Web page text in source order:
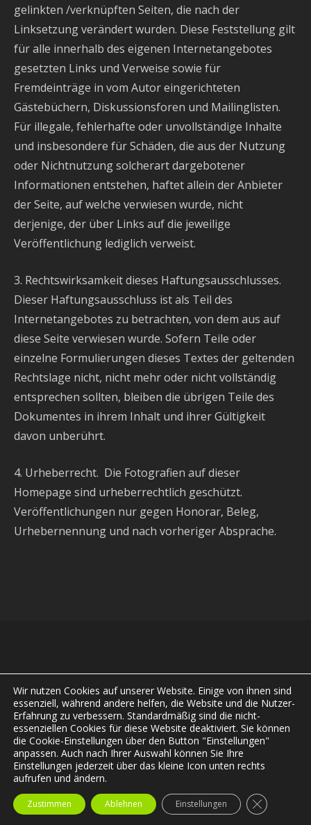
gelinkten /verknüpften Seiten, die nach der
Linksetzung verändert wurden. Diese Feststellung gilt
für alle innerhalb des eigenen Internetangebotes
gesetzten Links und Verweise sowie für
Fremdeinträge in vom Autor eingerichteten
Gästebüchern, Diskussionsforen und Mailinglisten.
Für illegale, fehlerhafte oder unvollständige Inhalte
und insbesondere für Schäden, die aus der Nutzung
oder Nichtnutzung solcherart dargebotener
Informationen entstehen, haftet allein der Anbieter
der Seite, auf welche verwiesen wurde, nicht
derjenige, der über Links auf die jeweilige
Veröffentlichung lediglich verweist.
3. Rechtswirksamkeit dieses Haftungsausschlusses.
Dieser Haftungsausschluss ist als Teil des
Internetangebotes zu betrachten, von dem aus auf
diese Seite verwiesen wurde. Sofern Teile oder
einzelne Formulierungen dieses Textes der geltenden
Rechtslage nicht, nicht mehr oder nicht vollständig
entsprechen sollten, bleiben die übrigen Teile des
Dokumentes in ihrem Inhalt und ihrer Gültigkeit
davon unberührt.
4. Urheberrecht. Die Fotografien auf dieser
Homepage sind urheberrechtlich geschützt.
Veröffentlichungen nur gegen Honorar, Beleg,
Urhebernennung und nach vorheriger Absprache.
DATENSCHUTZERKLÄRUNG
Jorge Zárate A. © 2002-2025
Wir nutzen Cookies auf unserer Website. Einige von ihnen sind
essenziell, während andere helfen, die Website und die Nutzer-
Erfahrung zu verbessern. Standardmäßig sind die nicht-
essenziellen Cookies für diese Website deaktiviert. Sie können
die Cookie-Einstellungen über den Button "Einstellungen"
anpassen. Auch nach Ihrer Auswahl können Sie Ihre
Einstellungen jederzeit über das kleine Icon unten rechts
aufrufen und ändern.
Zustimmen Ablehnen Einstellungen GDPR